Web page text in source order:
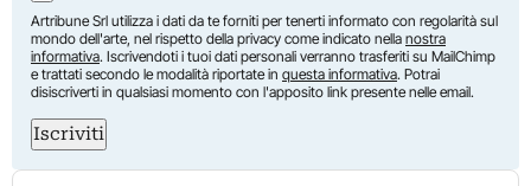
Artribune Srl utilizza i dati da te forniti per tenerti informato con regolarità sul
mondo dell'arte, nel rispetto della privacy come indicato nella nostra
informativa. Iscrivendoti i tuoi dati personali verranno trasferiti su MailChimp
e trattati secondo le modalità riportate in questa informativa. Potrai
disiscriverti in qualsiasi momento con l'apposito link presente nelle email.
Iscriviti